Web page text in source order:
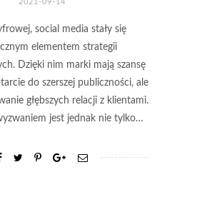
2021-09-14
social media stały się
elementem strategii
Dzięki nim marki mają szansę
do szerszej publiczności, ale
głębszych relacji z klientami.
jest jednak nie tylko…